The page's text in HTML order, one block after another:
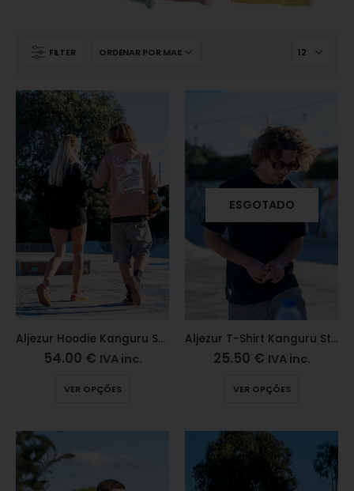
FILTER
Aljezur Hoodie Kanguru Star Machiato
54.00 € IVA inc.
VER OPÇÕES
ESGOTADO
Aljezur T-Shirt Kanguru Star Preta
25.50 € IVA inc.
VER OPÇÕES